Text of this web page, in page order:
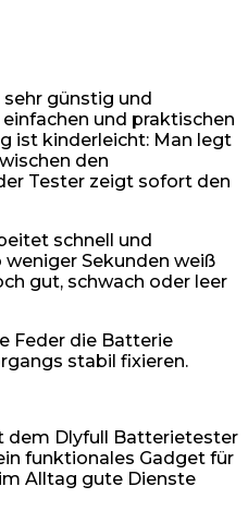
günstig und
und praktischen
ist kinderleicht: Man legt
den
Tester zeigt sofort den
schnell und
weniger Sekunden weiß
gut, schwach oder leer
Feder die Batterie
stabil fixieren.
dem Dlyfull Batterietester
funktionales Gadget für
Alltag gute Dienste